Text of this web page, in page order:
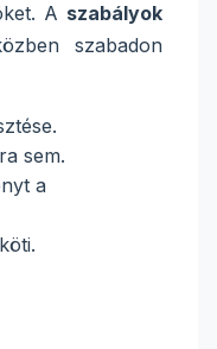
A szabályok
szabadon
sem.
a